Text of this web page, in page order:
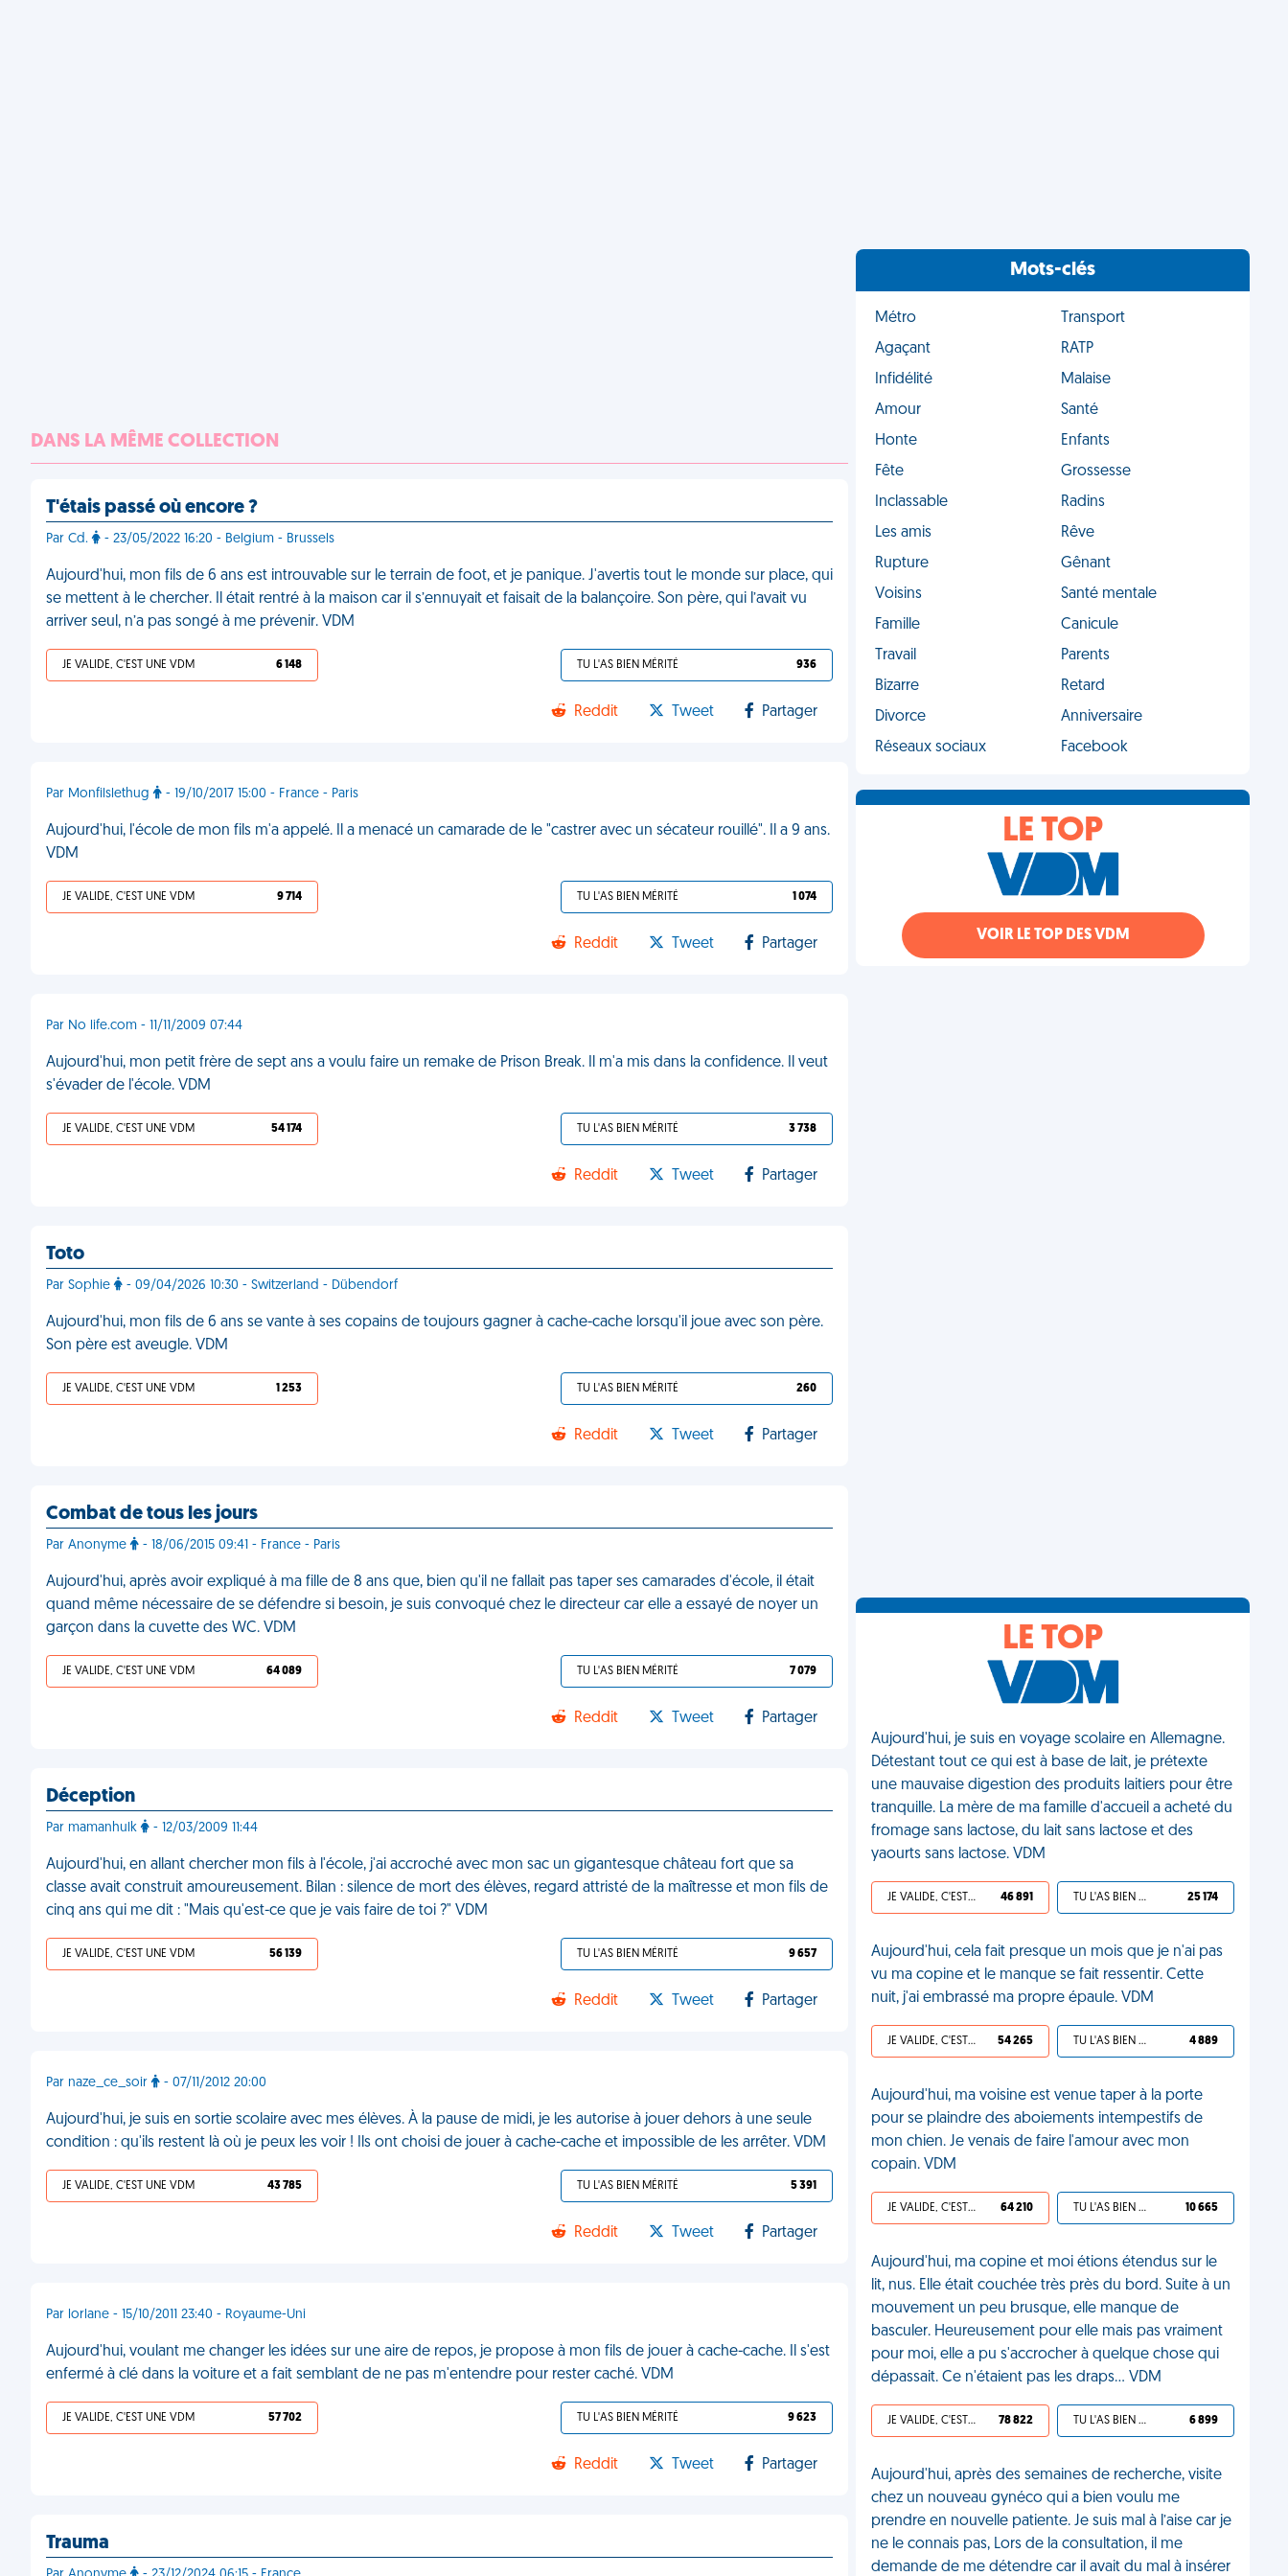
DANS LA MÊME COLLECTION
T'étais passé où encore ?
Par Cd. - 23/05/2022 16:20 - Belgium - Brussels
Aujourd'hui, mon fils de 6 ans est introuvable sur le terrain de foot, et je panique. J'avertis tout le monde sur place, qui
se mettent à le chercher. Il était rentré à la maison car il s’ennuyait et faisait de la balançoire. Son père, qui l’avait vu
arriver seul, n’a pas songé à me prévenir. VDM
JE VALIDE, C'EST UNE VDM 6 148 TU L'AS BIEN MÉRITÉ 936
Reddit Tweet Partager
Par Monfilslethug - 19/10/2017 15:00 - France - Paris
Aujourd'hui, l'école de mon fils m'a appelé. Il a menacé un camarade de le "castrer avec un sécateur rouillé". Il a 9 ans.
VDM
JE VALIDE, C'EST UNE VDM 9 714 TU L'AS BIEN MÉRITÉ 1 074
Reddit Tweet Partager
Par No life.com - 11/11/2009 07:44
Aujourd'hui, mon petit frère de sept ans a voulu faire un remake de Prison Break. Il m'a mis dans la confidence. Il veut
s'évader de l'école. VDM
JE VALIDE, C'EST UNE VDM 54 174 TU L'AS BIEN MÉRITÉ 3 738
Reddit Tweet Partager
Toto
Par Sophie - 09/04/2026 10:30 - Switzerland - Dübendorf
Aujourd'hui, mon fils de 6 ans se vante à ses copains de toujours gagner à cache-cache lorsqu'il joue avec son père.
Son père est aveugle. VDM
JE VALIDE, C'EST UNE VDM 1 253 TU L'AS BIEN MÉRITÉ 260
Reddit Tweet Partager
Combat de tous les jours
Par Anonyme - 18/06/2015 09:41 - France - Paris
Aujourd'hui, après avoir expliqué à ma fille de 8 ans que, bien qu'il ne fallait pas taper ses camarades d'école, il était
quand même nécessaire de se défendre si besoin, je suis convoqué chez le directeur car elle a essayé de noyer un
garçon dans la cuvette des WC. VDM
JE VALIDE, C'EST UNE VDM 64 089 TU L'AS BIEN MÉRITÉ 7 079
Reddit Tweet Partager
Déception
Par mamanhulk - 12/03/2009 11:44
Aujourd'hui, en allant chercher mon fils à l'école, j'ai accroché avec mon sac un gigantesque château fort que sa
classe avait construit amoureusement. Bilan : silence de mort des élèves, regard attristé de la maîtresse et mon fils de
cinq ans qui me dit : "Mais qu'est-ce que je vais faire de toi ?" VDM
JE VALIDE, C'EST UNE VDM 56 139 TU L'AS BIEN MÉRITÉ 9 657
Reddit Tweet Partager
Par naze_ce_soir - 07/11/2012 20:00
Aujourd'hui, je suis en sortie scolaire avec mes élèves. À la pause de midi, je les autorise à jouer dehors à une seule
condition : qu'ils restent là où je peux les voir ! Ils ont choisi de jouer à cache-cache et impossible de les arrêter. VDM
JE VALIDE, C'EST UNE VDM 43 785 TU L'AS BIEN MÉRITÉ 5 391
Reddit Tweet Partager
Par lorlane - 15/10/2011 23:40 - Royaume-Uni
Aujourd'hui, voulant me changer les idées sur une aire de repos, je propose à mon fils de jouer à cache-cache. Il s'est
enfermé à clé dans la voiture et a fait semblant de ne pas m'entendre pour rester caché. VDM
JE VALIDE, C'EST UNE VDM 57 702 TU L'AS BIEN MÉRITÉ 9 623
Reddit Tweet Partager
Trauma
Mots-clés
Métro
Transport
Agaçant
RATP
Infidélité
Malaise
Amour
Santé
Honte
Enfants
Fête
Grossesse
Inclassable
Radins
Les amis
Rêve
Rupture
Gênant
Voisins
Santé mentale
Famille
Canicule
Travail
Parents
Bizarre
Retard
Divorce
Anniversaire
Réseaux sociaux
Facebook
LE TOP
VOIR LE TOP DES VDM
LE TOP
Aujourd'hui, je suis en voyage scolaire en Allemagne.
Détestant tout ce qui est à base de lait, je prétexte
une mauvaise digestion des produits laitiers pour être
tranquille. La mère de ma famille d'accueil a acheté du
fromage sans lactose, du lait sans lactose et des
yaourts sans lactose. VDM
JE VALIDE, C'EST UNE VDM 46 891 TU L'AS BIEN MÉRITÉ 25 174
Aujourd'hui, cela fait presque un mois que je n'ai pas
vu ma copine et le manque se fait ressentir. Cette
nuit, j'ai embrassé ma propre épaule. VDM
JE VALIDE, C'EST UNE VDM 54 265 TU L'AS BIEN MÉRITÉ 4 889
Aujourd'hui, ma voisine est venue taper à la porte
pour se plaindre des aboiements intempestifs de
mon chien. Je venais de faire l'amour avec mon
copain. VDM
JE VALIDE, C'EST UNE VDM 64 210 TU L'AS BIEN MÉRITÉ 10 665
Aujourd'hui, ma copine et moi étions étendus sur le
lit, nus. Elle était couchée très près du bord. Suite à un
mouvement un peu brusque, elle manque de
basculer. Heureusement pour elle mais pas vraiment
pour moi, elle a pu s'accrocher à quelque chose qui
dépassait. Ce n'étaient pas les draps... VDM
JE VALIDE, C'EST UNE VDM 78 822 TU L'AS BIEN MÉRITÉ 6 899
Aujourd'hui, après des semaines de recherche, visite
chez un nouveau gynéco qui a bien voulu me
prendre en nouvelle patiente. Je suis mal à l’aise car je
ne le connais pas, Lors de la consultation, il me
demande de me détendre car il avait du mal à insérer